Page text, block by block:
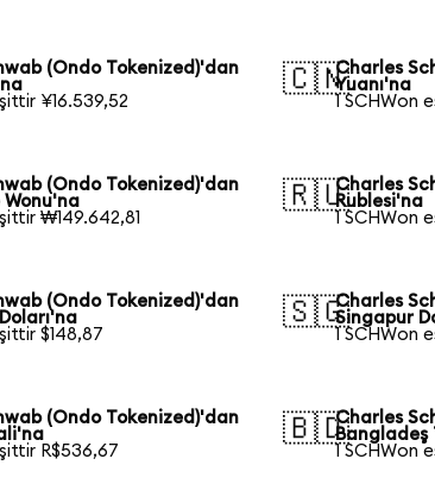
(Ondo Tokenized)'dan
¥16.539,52
🇨🇳Charles
Yuanı'na
1 SCHWon
(Ondo Tokenized)'dan
Wonu'na
₩149.642,81
🇷🇺Charles
Rublesi'na
1 SCHWon
(Ondo Tokenized)'dan
$148,87
🇸🇬Charles
Singapur
1 SCHWon
(Ondo Tokenized)'dan
R$536,67
🇧🇩Charles
Bangladeş
1 SCHWon